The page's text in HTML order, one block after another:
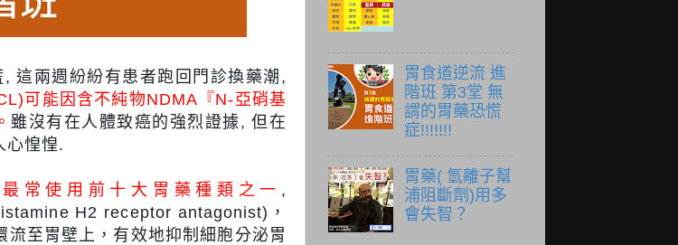
這兩週紛紛有患者跑回門診換藥潮,
可能因含不純物NDMA『N-亞硝基
雖沒有在人體致癌的強烈證據, 但在
心惶惶.
最常使用前十大胃藥種類之一 ,
H2 receptor antagonist)，
至胃壁上，有效地抑制細胞分泌胃
胃食道逆流 進
階班 第3堂 無
謂的胃藥恐慌
症!!!!!!!
胃藥( 氫離子幫
浦阻斷劑)用多
會失智？